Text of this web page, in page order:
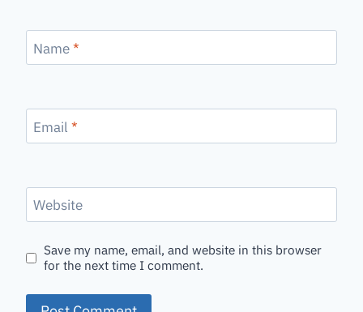
Name*
Email *
Website
Save my name, email, and website in this browser
for the next time I comment.